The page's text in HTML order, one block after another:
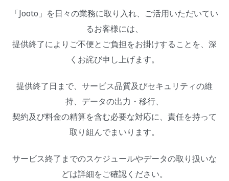
「Jooto」を日々の業務に取り入れ、ご活用いただいてい
るお客様には、
提供終了によりご不便とご負担をお掛けすることを、深
くお詫び申し上げます。
提供終了日まで、サービス品質及びセキュリティの維
持、データの出力・移行、
契約及び料金の精算を含む必要な対応に、責任を持って
取り組んでまいります。
サービス終了までのスケジュールやデータの取り扱いな
どは詳細をご確認ください。